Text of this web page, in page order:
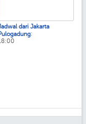
dari Jakarta
: